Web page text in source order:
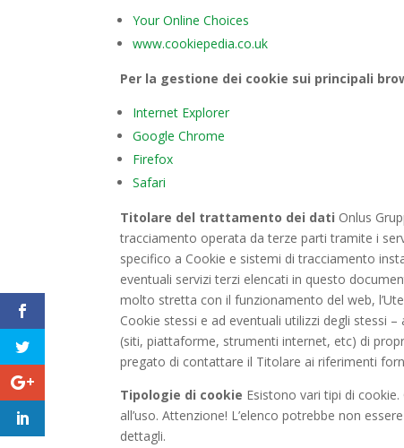
Your Online Choices
www.cookiepedia.co.uk
Per la gestione dei cookie sui principali
Internet Explorer
Google Chrome
Firefox
Safari
Titolare del trattamento dei dati Onlus
tracciamento operata da terze parti tramite i
specifico a Cookie e sistemi di tracciamento
eventuali servizi terzi elencati in questo
molto stretta con il funzionamento del web,
Cookie stessi e ad eventuali utilizzi degli stessi
(siti, piattaforme, strumenti internet, etc) di
pregato di contattare il Titolare ai riferimenti
Tipologie di cookie Esistono vari tipi di
all’uso. Attenzione! L’elenco potrebbe non
dettagli.